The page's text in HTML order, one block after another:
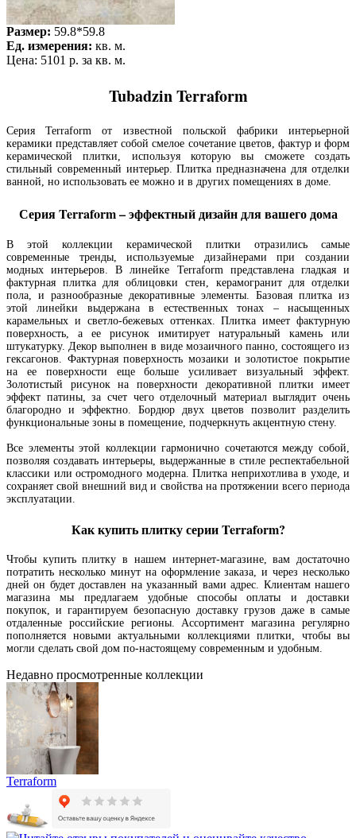
Размер: 59.8*59.8
Ед. измерения: кв. м.
Цена: 5101 р. за кв. м.
Tubadzin Terraform
Серия Terraform от известной польской фабрики интерьерной
керамики представляет собой смелое сочетание цветов, фактур и форм
керамической плитки, используя которую вы сможете создать
стильный современный интерьер. Плитка предназначена для отделки
ванной, но использовать ее можно и в других помещениях в доме.
Серия Terraform – эффектный дизайн для вашего дома
В этой коллекции керамической плитки отразились самые
современные тренды, используемые дизайнерами при создании
модных интерьеров. В линейке Terraform представлена гладкая и
фактурная плитка для облицовки стен, керамогранит для отделки
пола, и разнообразные декоративные элементы. Базовая плитка из
этой линейки выдержана в естественных тонах – насыщенных
карамельных и светло-бежевых оттенках. Плитка имеет фактурную
поверхность, а ее рисунок имитирует натуральный камень или
штукатурку. Декор выполнен в виде мозаичного панно, состоящего из
гексагонов. Фактурная поверхность мозаики и золотистое покрытие
на ее поверхности еще больше усиливает визуальный эффект.
Золотистый рисунок на поверхности декоративной плитки имеет
эффект патины, за счет чего отделочный материал выглядит очень
благородно и эффектно. Бордюр двух цветов позволит разделить
функциональные зоны в помещение, подчеркнуть акцентную стену.
Все элементы этой коллекции гармонично сочетаются между собой,
позволяя создавать интерьеры, выдержанные в стиле респектабельной
классики или остромодного модерна. Плитка неприхотлива в уходе, и
сохраняет свой внешний вид и свойства на протяжении всего периода
эксплуатации.
Как купить плитку серии Terraform?
Чтобы купить плитку в нашем интернет-магазине, вам достаточно
потратить несколько минут на оформление заказа, и через несколько
дней он будет доставлен на указанный вами адрес. Клиентам нашего
магазина мы предлагаем удобные способы оплаты и доставки
покупок, и гарантируем безопасную доставку грузов даже в самые
отдаленные российские регионы. Ассортимент магазина регулярно
пополняется новыми актуальными коллекциями плитки, чтобы вы
могли сделать свой дом по-настоящему современным и удобным.
Недавно просмотренные коллекции
Terraform